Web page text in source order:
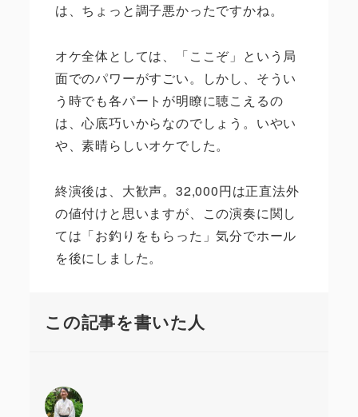
は、ちょっと調子悪かったですかね。
オケ全体としては、「ここぞ」という局
面でのパワーがすごい。しかし、そうい
う時でも各パートが明瞭に聴こえるの
は、心底巧いからなのでしょう。いやい
や、素晴らしいオケでした。
終演後は、大歓声。32,000円は正直法外
の値付けと思いますが、この演奏に関し
ては「お釣りをもらった」気分でホール
を後にしました。
この記事を書いた人